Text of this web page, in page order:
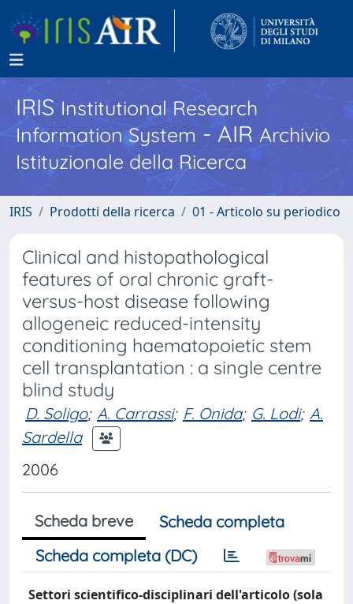
IRISInstitutional Research
Information System - AIR Archivio
Istituzionale della Ricerca
IRIS Prodotti della ricerca 01 - Articolo su periodico
Clinical and histopathological
features of oral chronic graft-
versus-host disease following
allogeneic reduced-intensity
conditioning haematopoietic stem
cell transplantation : a single centre
blind study
D. Soligo; A. Carrassi; F. Onida; G. Lodi; A.
Sardella
2006
Scheda breve
Scheda completa
Scheda completa (DC)
Settori scientifico-disciplinari dell'articolo (sola